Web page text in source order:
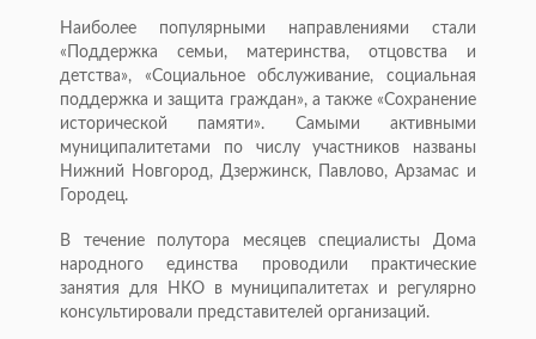
Наиболее популярными направлениями стали
«Поддержка семьи, материнства, отцовства и
детства», «Социальное обслуживание, социальная
поддержка и защита граждан», а также «Сохранение
исторической памяти». Самыми активными
муниципалитетами по числу участников названы
Нижний Новгород, Дзержинск, Павлово, Арзамас и
Городец.
В течение полутора месяцев специалисты Дома
народного единства проводили практические
занятия для НКО в муниципалитетах и регулярно
консультировали представителей организаций.